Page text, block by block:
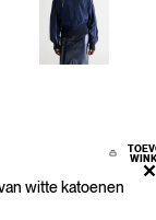
witte katoenen